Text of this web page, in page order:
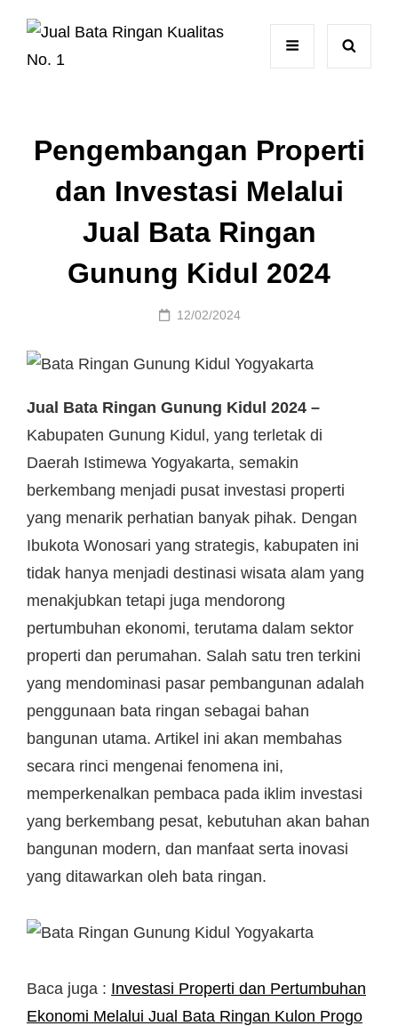
Pengembangan Properti
dan Investasi Melalui
Jual Bata Ringan
Gunung Kidul 2024
Posted
12/02/2024
Jual Bata Ringan Gunung Kidul 2024 –
Kabupaten Gunung Kidul, yang terletak di
Daerah Istimewa Yogyakarta, semakin
berkembang menjadi pusat investasi properti
yang menarik perhatian banyak pihak. Dengan
Ibukota Wonosari yang strategis, kabupaten ini
tidak hanya menjadi destinasi wisata alam yang
menakjubkan tetapi juga mendorong
pertumbuhan ekonomi, terutama dalam sektor
properti dan perumahan. Salah satu tren terkini
yang mendominasi pasar pembangunan adalah
penggunaan bata ringan sebagai bahan
bangunan utama. Artikel ini akan membahas
secara rinci mengenai fenomena ini,
memperkenalkan pembaca pada iklim investasi
yang berkembang pesat, kebutuhan akan bahan
bangunan modern, dan manfaat serta inovasi
yang ditawarkan oleh bata ringan.
Baca juga : Investasi Properti dan Pertumbuhan
Ekonomi Melalui Jual Bata Ringan Kulon Progo